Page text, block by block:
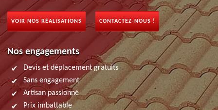
VOIR NOS RÉALISATIONS CONTACTEZ-NOUS !
Nos engagements
Devis et déplacement gratuits
Sans engagement
Artisan passionné
Prix imbattable